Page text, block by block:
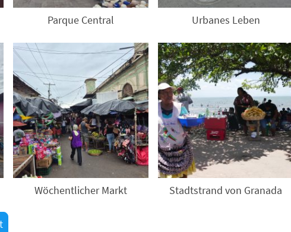
Parque Central Urbanes Leben
Wöchentlicher Markt Stadtstrand von Granada